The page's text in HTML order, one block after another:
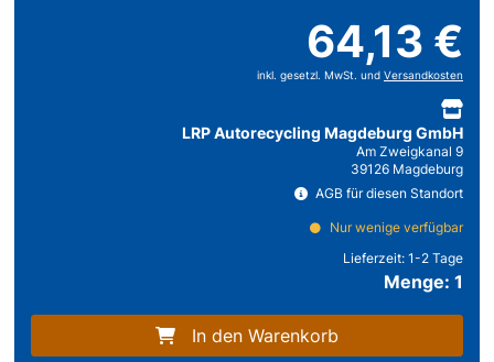
64,13 €
inkl. gesetzl. MwSt. und Versandkosten
LRP Autorecycling Magdeburg GmbH
Am Zweigkanal 9
39126 Magdeburg
AGB für diesen Standort
Nur wenige verfügbar
Lieferzeit: 1-2 Tage
Menge: 1
In den Warenkorb